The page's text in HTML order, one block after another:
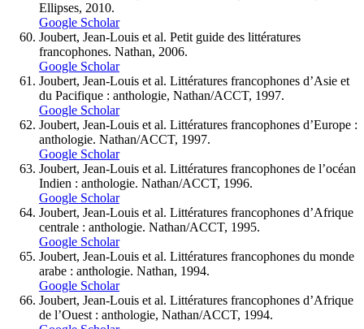
Ellipses, 2010.
Google Scholar
Joubert, Jean-Louis et al. Petit guide des littératures
francophones. Nathan, 2006.
Google Scholar
Joubert, Jean-Louis et al. Littératures francophones d’Asie et
du Pacifique : anthologie, Nathan/ACCT, 1997.
Google Scholar
Joubert, Jean-Louis et al. Littératures francophones d’Europe :
anthologie. Nathan/ACCT, 1997.
Google Scholar
Joubert, Jean-Louis et al. Littératures francophones de l’océan
Indien : anthologie. Nathan/ACCT, 1996.
Google Scholar
Joubert, Jean-Louis et al. Littératures francophones d’Afrique
centrale : anthologie. Nathan/ACCT, 1995.
Google Scholar
Joubert, Jean-Louis et al. Littératures francophones du monde
arabe : anthologie. Nathan, 1994.
Google Scholar
Joubert, Jean-Louis et al. Littératures francophones d’Afrique
de l’Ouest : anthologie, Nathan/ACCT, 1994.